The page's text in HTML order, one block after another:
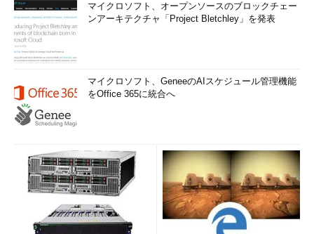
マイクロソフト、オープンソースのブロックチェー
ンアーキテクチャ「Project Bletchley」を発表
マイクロソフト、GeneeのAIスケジュール管理機能
をOffice 365に統合へ